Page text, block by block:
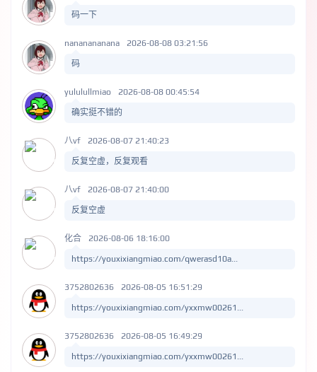
码一下
nananananana 2026-08-08 03:21:56
码
yululullmiao 2026-08-08 00:45:54
确实挺不错的
八vf 2026-08-07 21:40:23
反复空虚，反复观看
八vf 2026-08-07 21:40:00
反复空虚
化合 2026-08-06 18:16:00
https://youxixiangmiao.com/qwerasd10a...
3752802636 2026-08-05 16:51:29
https://youxixiangmiao.com/yxxmw00261...
3752802636 2026-08-05 16:49:29
https://youxixiangmiao.com/yxxmw00261...